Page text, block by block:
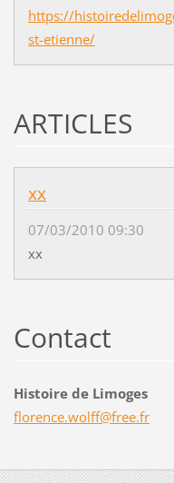
https://
st-etienne/
ARTICLES
xx
07/03/2010 09:30
xx
Contact
Histoire de Limoges
florence.wolff@free.fr